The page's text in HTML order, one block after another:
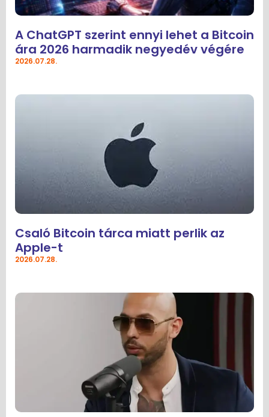
A ChatGPT szerint ennyi lehet a Bitcoin
ára 2026 harmadik negyedév végére
2026.07.28.
Csaló Bitcoin tárca miatt perlik az
Apple-t
2026.07.28.